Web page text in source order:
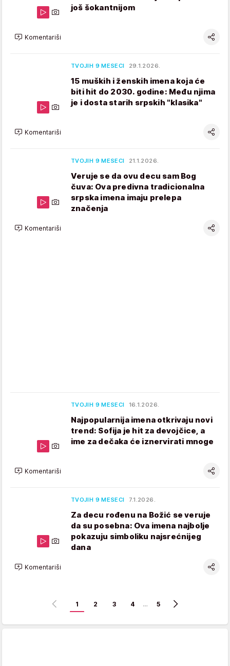
još šokantnijom
Komentariši
TVOJIH 9 MESECI 29.1.2026.
15 muških i ženskih imena koja će
biti hit do 2030. godine: Među njima
je i dosta starih srpskih "klasika"
Komentariši
TVOJIH 9 MESECI 21.1.2026.
Veruje se da ovu decu sam Bog
čuva: Ova predivna tradicionalna
srpska imena imaju prelepa
značenja
Komentariši
TVOJIH 9 MESECI 16.1.2026.
Najpopularnija imena otkrivaju novi
trend: Sofija je hit za devojčice, a
ime za dečaka će iznervirati mnoge
Komentariši
TVOJIH 9 MESECI 7.1.2026.
Za decu rođenu na Božić se veruje
da su posebna: Ova imena najbolje
pokazuju simboliku najsrećnijeg
dana
Komentariši
1 2 3 4 … 5